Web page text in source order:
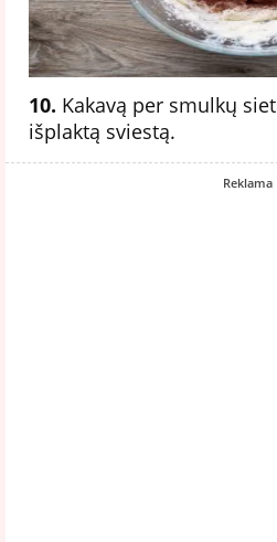
10. Kakavą per smulkų
išplaktą sviestą.
Reklama